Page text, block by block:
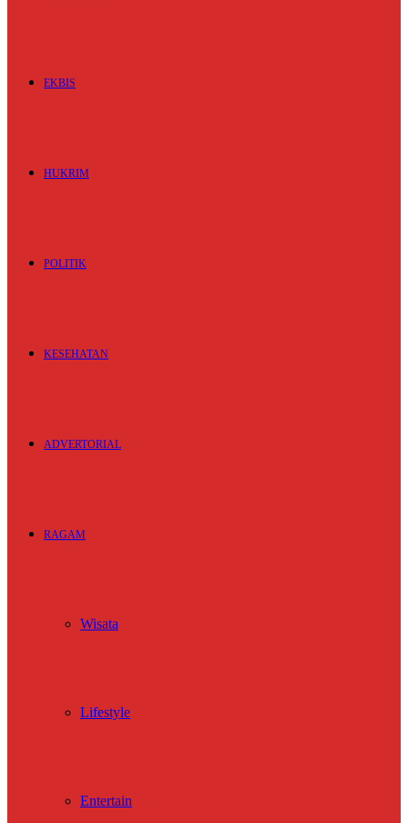
EKBIS
HUKRIM
POLITIK
KESEHATAN
ADVERTORIAL
RAGAM
Wisata
Lifestyle
Entertain